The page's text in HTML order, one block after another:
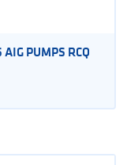
PUMPS RCQ